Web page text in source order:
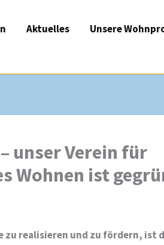
Aktuelles Unsere
unser Verein für
Wohnen ist
zu realisieren und zu fördern, ist